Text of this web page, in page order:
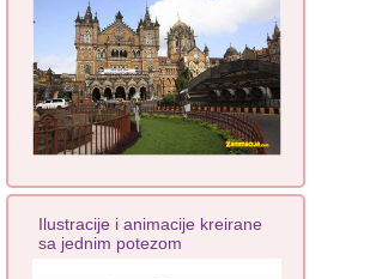
Ilustracije i animacije kreirane
sa jednim potezom